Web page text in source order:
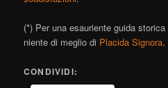
(*) Per una esauriente guida
niente di meglio di Placida Signora.
CONDIVIDI: